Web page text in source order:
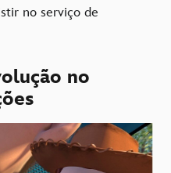
no serviço de
no